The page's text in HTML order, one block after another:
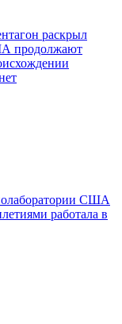
раскрыл
продолжают
США
работала в